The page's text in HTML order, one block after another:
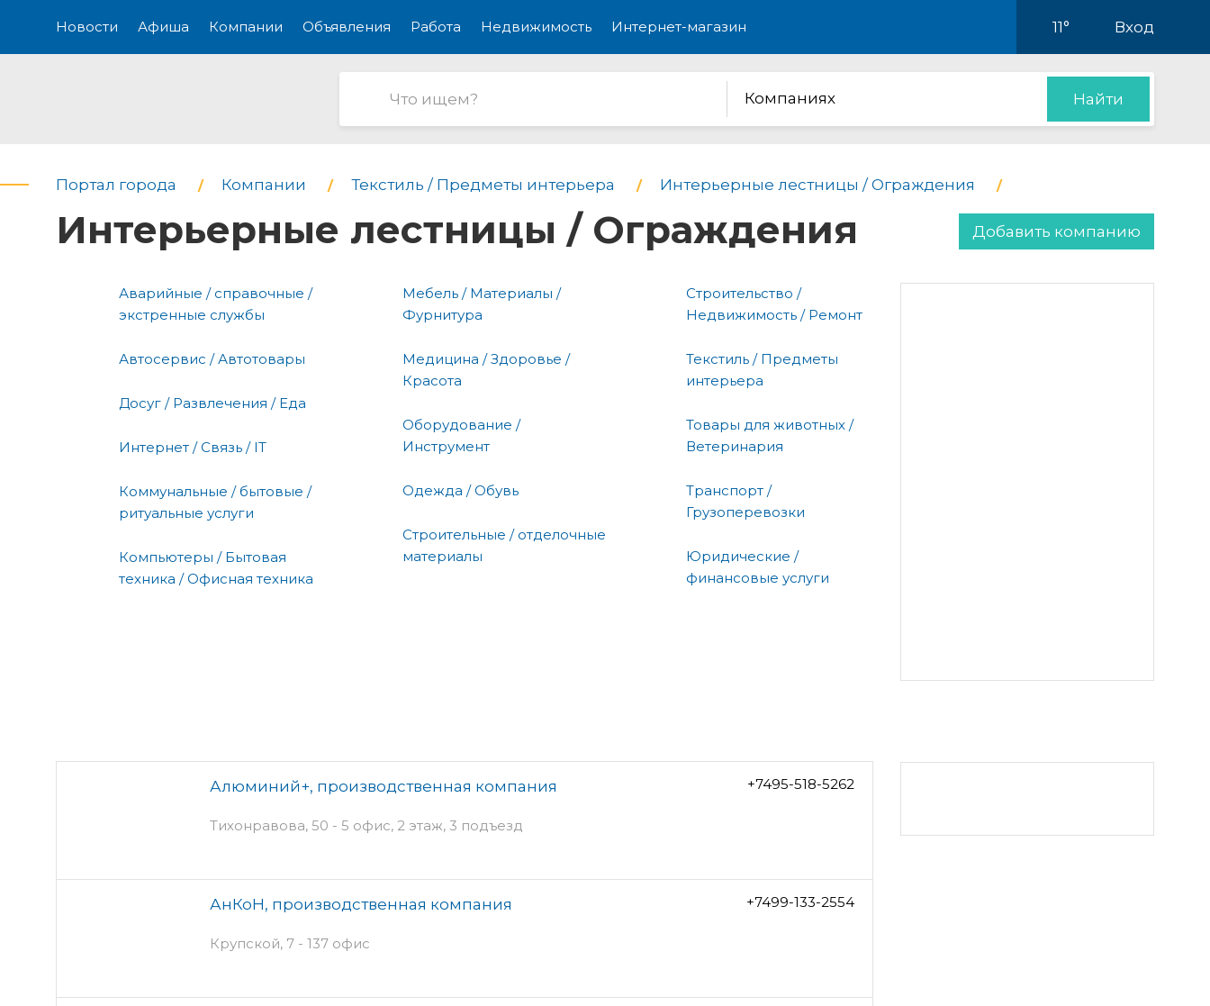
Новости Афиша Компании Объявления Работа Недвижимость Интернет-магазин 11° Вход
Компаниях Найти
Портал города Компании Текстиль / Предметы интерьера Интерьерные лестницы / Ограждения
Интерьерные лестницы / Ограждения Добавить компанию
Аварийные / справочные /
экстренные службы
Автосервис / Автотовары
Досуг / Развлечения / Еда
Интернет / Связь / IT
Коммунальные / бытовые /
ритуальные услуги
Компьютеры / Бытовая
техника / Офисная техника
Мебель / Материалы /
Фурнитура
Медицина / Здоровье /
Красота
Оборудование /
Инструмент
Одежда / Обувь
Строительные / отделочные
материалы
Строительство /
Недвижимость / Ремонт
Текстиль / Предметы
интерьера
Товары для животных /
Ветеринария
Транспорт /
Грузоперевозки
Юридические /
финансовые услуги
Алюминий+, производственная компания
Тихонравова, 50 - 5 офис, 2 этаж, 3 подъезд
+7495-518-5262
АнКоН, производственная компания
Крупской, 7 - 137 офис
+7499-133-2554